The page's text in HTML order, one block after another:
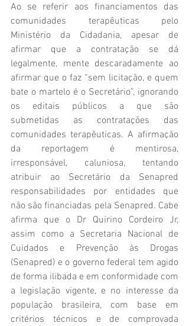
Ao se referir aos financiamentos das
comunidades terapêuticas pelo
Ministério da Cidadania, apesar de
afirmar que a contratação se dá
legalmente, mente descaradamente ao
afirmar que o faz “sem licitação, e quem
bate o martelo é o Secretário”, ignorando
os editais públicos a que são
submetidas as contratações das
comunidades terapêuticas. A afirmação
da reportagem é mentirosa,
irresponsável, caluniosa, tentando
atribuir ao Secretário da Senapred
responsabilidades por entidades que
não são financiadas pela Senapred. Cabe
afirma que o Dr Quirino Cordeiro Jr,
assim como a Secretaria Nacional de
Cuidados e Prevenção às Drogas
(Senapred) e o governo federal tem agido
de forma ilibada e em conformidade com
a legislação vigente, e no interesse da
população brasileira, com base em
critérios técnicos e de comprovada